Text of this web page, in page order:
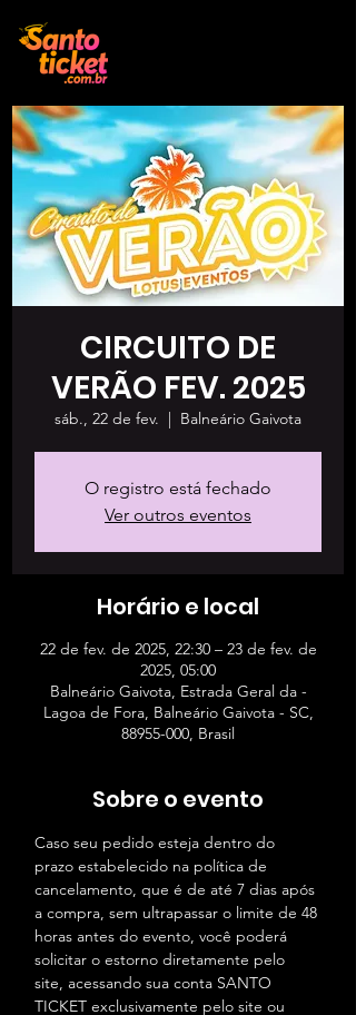
CIRCUITO DE
VERÃO FEV. 2025
sáb., 22 de fev.
  |
Balneário Gaivota
O registro está fechado
Ver outros eventos
Horário e local
22 de fev. de 2025, 22:30 – 23 de fev. de
2025, 05:00
Balneário Gaivota, Estrada Geral da -
Lagoa de Fora, Balneário Gaivota - SC,
88955-000, Brasil
Sobre o evento
Caso seu pedido esteja dentro do
prazo estabelecido na política de
cancelamento, que é de até 7 dias após
a compra, sem ultrapassar o limite de 48
horas antes do evento, você poderá
solicitar o estorno diretamente pelo
site, acessando sua conta SANTO
TICKET exclusivamente pelo site ou